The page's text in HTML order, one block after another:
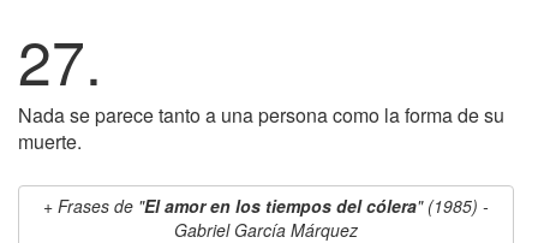
27.
Nada se parece tanto a una persona como la forma de su
muerte.
Frases de "El amor en los tiempos del cólera" (1985) -
Gabriel García Márquez